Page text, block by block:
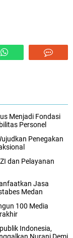
Menjadi Fondasi
Personel
Penegakan
dan Pelayanan
Jasa
Medan
100 Media
Indonesia,